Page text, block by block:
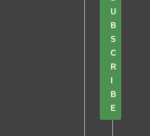
U
B
S
C
R
B
E